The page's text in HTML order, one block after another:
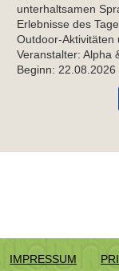
unterhaltsamen
Erlebnisse des
Outdoor-Aktivitäten
Veranstalter: Alpha
Beginn: 22.08.2026
IMPRESSUM